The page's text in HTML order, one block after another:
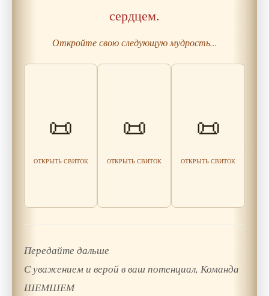
сердцем.
Откройте свою следующую мудрость...
📜
ОТКРЫТЬ СВИТОК
быстром
результате
мудрость
📜
ОТКРЫТЬ СВИТОК
Караван-сарая:
О Счастье
мудрость
📜
ОТКРЫТЬ СВИТОК
вышине
мудрость
Передайте дальше
С уважением и верой в ваш потенциал, Команда
ШЕМШЕМ